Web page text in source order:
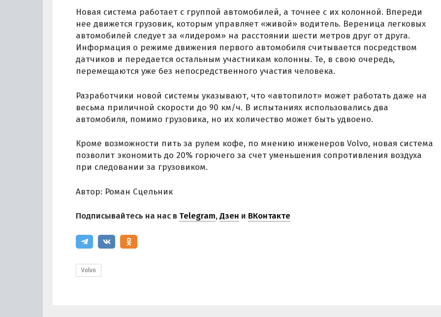
Новая система работает с группой автомобилей, а точнее с их колонной. Впереди
нее движется грузовик, которым управляет «живой» водитель. Вереница легковых
автомобилей следует за «лидером» на расстоянии шести метров друг от друга.
Информация о режиме движения первого автомобиля считывается посредством
датчиков и передается остальным участникам колонны. Те, в свою очередь,
перемещаются уже без непосредственного участия человека.
Разработчики новой системы указывают, что «автопилот» может работать даже на
весьма приличной скорости до 90 км/ч. В испытаниях использовались два
автомобиля, помимо грузовика, но их количество может быть удвоено.
Кроме возможности пить за рулем кофе, по мнению инженеров Volvo, новая система
позволит экономить до 20% горючего за счет уменьшения сопротивления воздуха
при следовании за грузовиком.
Автор: Роман Сцельник
Подписывайтесь на нас в Telegram,Дзен и ВКонтакте
Volvo